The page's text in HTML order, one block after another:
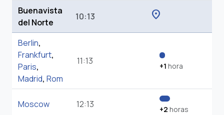
Buenavista
del Norte
10:13 location_on
Berlin,
Frankfurt,
Paris,
Madrid, Rom
11:13 +1 hora
Moscow 12:13 +2 horas